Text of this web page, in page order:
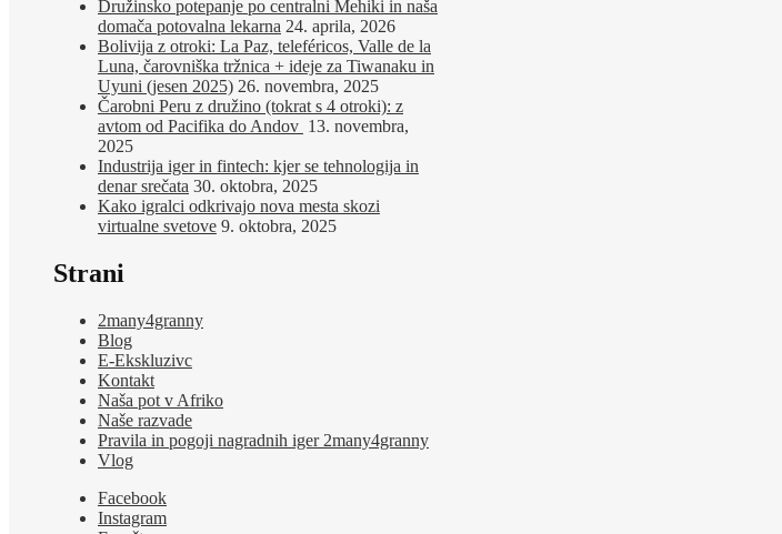
Družinsko potepanje po centralni Mehiki in naša
domača potovalna lekarna 24. aprila, 2026
Bolivija z otroki: La Paz, teleféricos, Valle de la
Luna, čarovniška tržnica + ideje za Tiwanaku in
Uyuni (jesen 2025) 26. novembra, 2025
Čarobni Peru z družino (tokrat s 4 otroki): z
avtom od Pacifika do Andov 13. novembra,
2025
Industrija iger in fintech: kjer se tehnologija in
denar srečata 30. oktobra, 2025
Kako igralci odkrivajo nova mesta skozi
virtualne svetove 9. oktobra, 2025
Strani
2many4granny
Blog
E-Ekskluzivc
Kontakt
Naša pot v Afriko
Naše razvade
Pravila in pogoji nagradnih iger 2many4granny
Vlog
Facebook
Instagram